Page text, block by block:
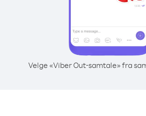
Velge «Viber Out-samtale» fra